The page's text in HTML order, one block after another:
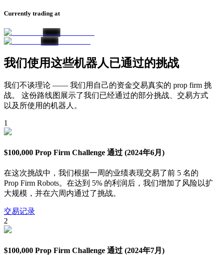
Currently trading at
我们使用这些机器人已通过的挑战
我们不谈理论 —— 我们用自己的资金交易真实的 prop firm 挑
战。 这份路线图展示了我们已经通过的部分挑战、交易方式
以及所使用的机器人。
1
$100,000 Prop Firm Challenge 通过 (2024年6月)
在这次挑战中，我们根据一周的业绩表现交易了前 5 名的
Prop Firm Robots。在达到 5% 的利润后，我们增加了风险以扩
大规模，并在六周内通过了挑战。
交易记录
2
$100,000 Prop Firm Challenge 通过 (2024年7月)